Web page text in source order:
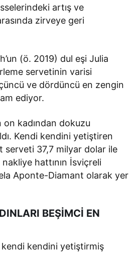
artış ve
zirveye geri
(ö. 2019) dul eşi Julia
servetinin varisi
ve dördüncü en zengin
ediyor.
kadından dokuzu
Kendi kendini yetiştiren
serveti 37,7 milyar dolar ile
hattının İsviçreli
Aponte-Diamant olarak yer
BEŞİMCİ EN
kendi kendini yetiştirmiş